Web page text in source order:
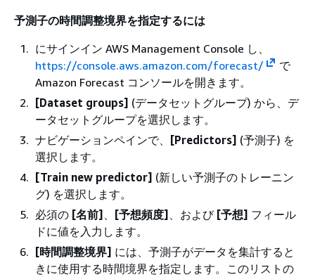
予測子の時間調整境界を指定するには
にサインイン AWS Management Console し、
https://console.aws.amazon.com/forecast/
で
Amazon Forecast コンソールを開きます。
[Dataset groups] (データセットグループ) から、デ
ータセットグループを選択します。
ナビゲーションペインで、 [Predictors] (予測子) を
選択します。
[Train new predictor] (新しい予測子のトレーニン
グ) を選択します。
必須の [名前] [予想頻度] 、および [予想] フィール
ドに値を入力します。
[時間調整境界] には、予測子がデータを集計すると
きに使用する時間境界を指定します。このリストの